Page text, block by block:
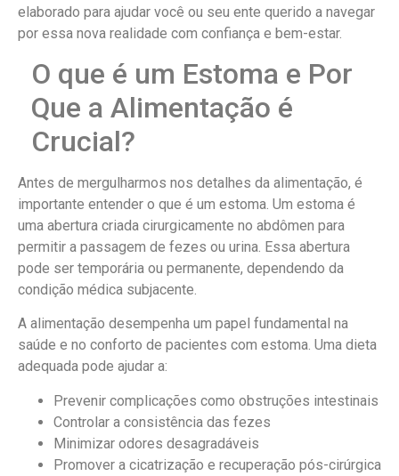
elaborado para ajudar você ou seu ente querido a navegar
por essa nova realidade com confiança e bem-estar.
O que é um Estoma e Por
Que a Alimentação é
Crucial?
Antes de mergulharmos nos detalhes da alimentação, é
importante entender o que é um estoma. Um estoma é
uma abertura criada cirurgicamente no abdômen para
permitir a passagem de fezes ou urina. Essa abertura
pode ser temporária ou permanente, dependendo da
condição médica subjacente.
A alimentação desempenha um papel fundamental na
saúde e no conforto de pacientes com estoma. Uma dieta
adequada pode ajudar a:
Prevenir complicações como obstruções intestinais
Controlar a consistência das fezes
Minimizar odores desagradáveis
Promover a cicatrização e recuperação pós-cirúrgica